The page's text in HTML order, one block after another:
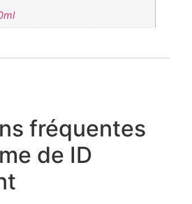
fréquentes
de ID